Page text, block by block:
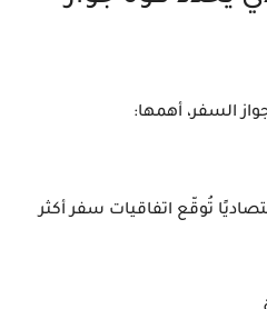
السفر، أهمها:
تُوقّع اتفاقيات سفر أكثر